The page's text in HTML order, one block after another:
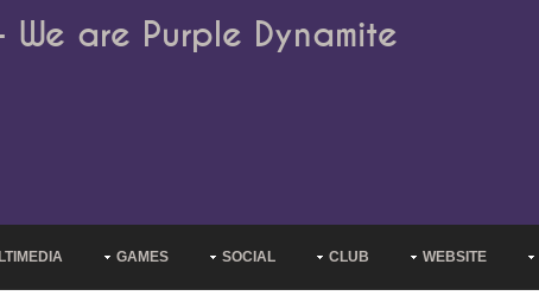
are Purple Dynamite
GAMES SOCIAL CLUB WEBSITE